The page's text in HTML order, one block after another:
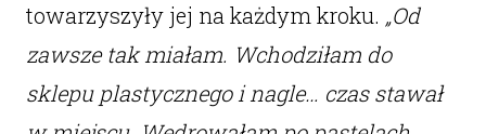
towarzyszyły jej na każdym kroku. „Od
zawsze tak miałam. Wchodziłam do
sklepu plastycznego i nagle… czas stawał